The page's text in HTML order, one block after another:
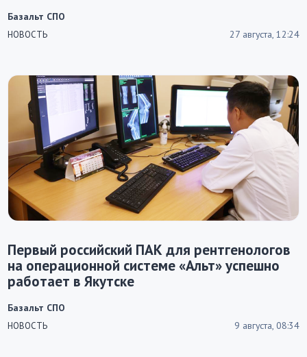
НОВОСТЬ 27 августа, 12:24
Базальт СПО
Первый российский ПАК для рентгенологов
на операционной системе «Альт» успешно
работает в Якутске
НОВОСТЬ 9 августа, 08:34
Базальт СПО